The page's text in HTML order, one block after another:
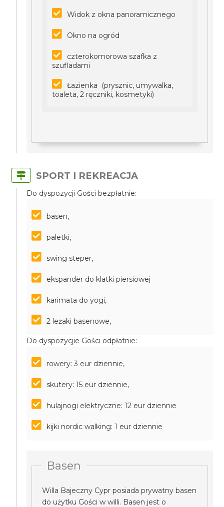
Widok z okna panoramicznego
Okno na ogród
czterokomorowa szafka z
szufladami
Łazienka (prysznic, umywalka,
toaleta, 2 ręczniki, kosmetyki)
SPORT I REKREACJA
Do dyspozycji Gości bezpłatnie:
basen,
paletki,
swing steper,
ekspander do klatki piersiowej
karimata do yogi,
2 leżaki basenowe,
Do dyspozycjie Gości odpłatnie:
rowery: 3 eur dziennie,
skutery: 15 eur dziennie,
hulajnogi elektryczne: 12 eur dziennie
kijki nordic walking: 1 eur dziennie
Basen
Willa Bajeczny Cypr posiada prywatny basen
do użytku Gości w willi. Basen jest o